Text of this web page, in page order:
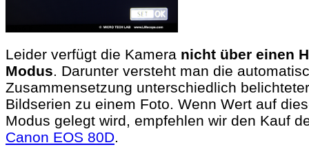
Leider verfügt die Kamera nicht über einen
Modus. Darunter versteht man die
Zusammensetzung unterschiedlich belichteter
Bildserien zu einem Foto. Wenn Wert auf
Modus gelegt wird, empfehlen wir den Kauf
Canon EOS 80D.